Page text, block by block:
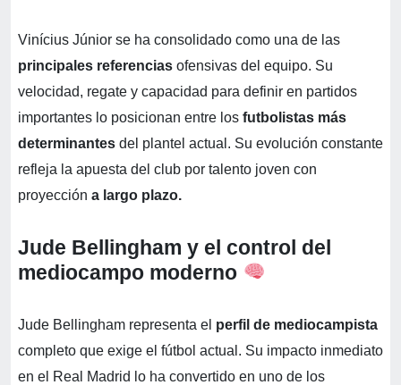
Vinícius Júnior se ha consolidado como una de las
principales referencias ofensivas del equipo. Su
velocidad, regate y capacidad para definir en partidos
importantes lo posicionan entre los futbolistas más
determinantes del plantel actual. Su evolución constante
refleja la apuesta del club por talento joven con
proyección a largo plazo.
Jude Bellingham y el control del
mediocampo moderno
Jude Bellingham representa el perfil de mediocampista
completo que exige el fútbol actual. Su impacto inmediato
en el Real Madrid lo ha convertido en uno de los